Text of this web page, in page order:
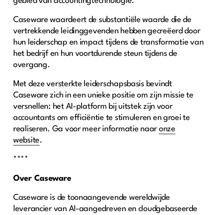
Caseware waardeert de substantiële waarde die de
vertrekkende leidinggevenden hebben gecreëerd door
hun leiderschap en impact tijdens de transformatie van
het bedrijf en hun voortdurende steun tijdens de
overgang.
Met deze versterkte leiderschapsbasis bevindt
Caseware zich in een unieke positie om zijn missie te
versnellen: het AI-platform bij uitstek zijn voor
accountants om efficiëntie te stimuleren en groei te
realiseren. Ga voor meer informatie naar onze
website.
****
Over Caseware
Caseware is de toonaangevende wereldwijde
leverancier van AI-aangedreven en cloudgebaseerde